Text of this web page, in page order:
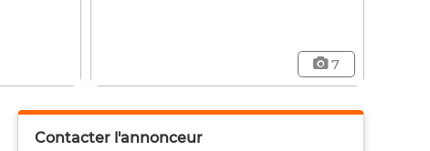
7
Contacter l'annonceur